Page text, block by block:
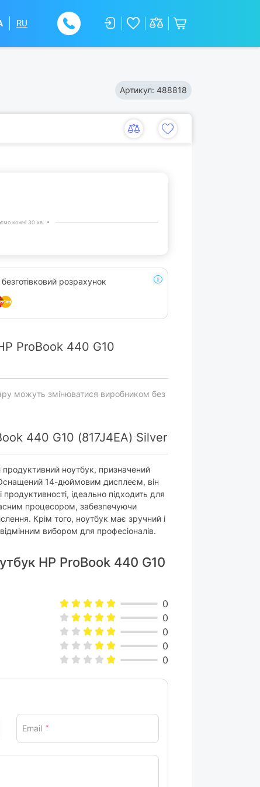
RU
Артикул: 488818
кожні 30 хв.
розрахунок
ProBook 440 G10
можуть змінюватися виробником без
440 G10 (817J4EA) Silver
ноутбук, призначений
14-дюймовим дисплеєм, він
продуктивності, ідеально підходить для
процесором, забезпечуючи
Крім того, ноутбук має зручний і
вибором для професіоналів.
HP ProBook 440 G10
0
0
0
0
0
Email *